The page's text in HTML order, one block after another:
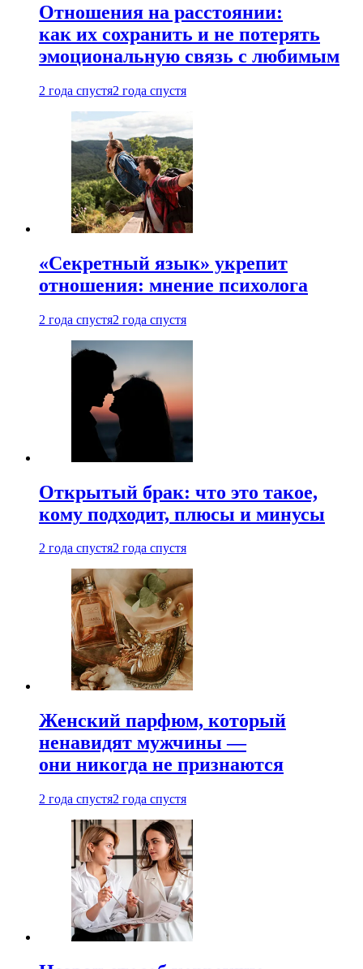
Отношения на расстоянии:
как их сохранить и не потерять
эмоциональную связь с любимым
2 года спустя2 года спустя
«Секретный язык» укрепит
отношения: мнение психолога
2 года спустя2 года спустя
Открытый брак: что это такое,
кому подходит, плюсы и минусы
2 года спустя2 года спустя
Женский парфюм, который
ненавидят мужчины —
они никогда не признаются
2 года спустя2 года спустя